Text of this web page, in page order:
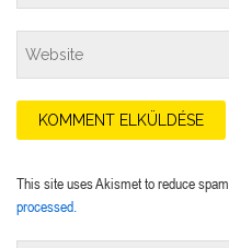
This site uses Akismet to reduce spam.
processed.